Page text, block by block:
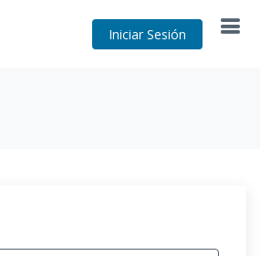
Iniciar Sesión